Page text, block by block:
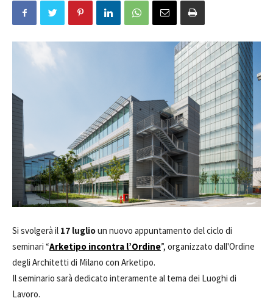
Si svolgerà il 17 luglioun nuovo appuntamento del ciclo di
seminari “Arketipo incontra l’Ordine”, organizzato dall'Ordine
degli Architetti di Milano con Arketipo.
Il seminario sarà dedicato interamente al tema dei Luoghi di
Lavoro.